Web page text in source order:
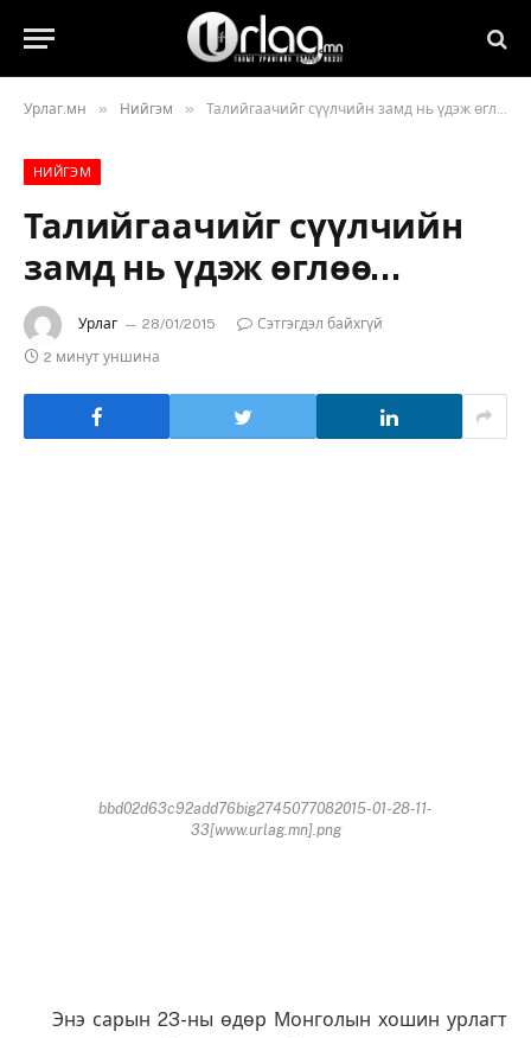
Урлаг.мн » Нийгэм » Талийгаачийг сүүлчийн замд нь үдэж өглөө…
НИЙГЭМ
Талийгаачийг сүүлчийн
замд нь үдэж өглөө…
Урлаг 28/01/2015
Сэтгэгдэл байхгүй
2 минут уншина
bbd02d63c92add76big2745077082015-01-28-11-
33[www.urlag.mn].png
Энэ сарын 23-ны өдөр Монголын хошин урлагт